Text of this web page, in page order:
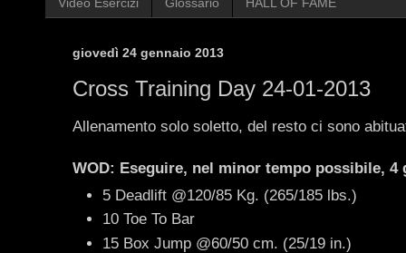
giovedì 24 gennaio 2013
Cross Training Day 24-01-2013
Allenamento solo soletto, del resto ci sono
WOD: Eseguire, nel minor tempo possibile,
5 Deadlift @120/85 Kg. (265/185 lbs.)
10 Toe To Bar
15 Box Jump @60/50 cm. (25/19 in.)